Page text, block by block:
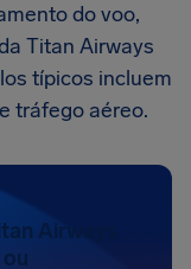
do voo,
Titan Airways
típicos incluem
tráfego aéreo.
Airways